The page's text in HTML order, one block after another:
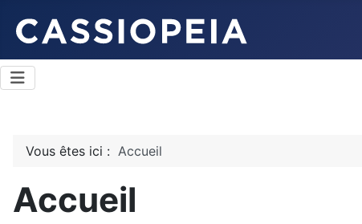
Vous êtes ici : Accueil
Accueil